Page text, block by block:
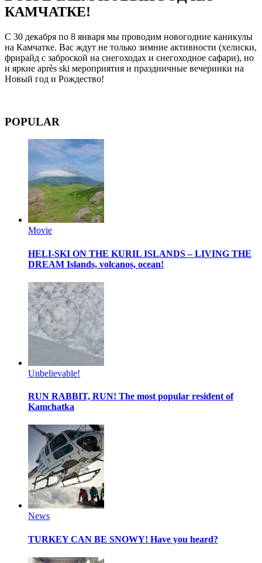
КАМЧАТКЕ!
С 30 декабря по 8 января мы проводим новогодние каникулы
на Камчатке. Вас ждут не только зимние активности (хелиски,
фрирайд с заброской на снегоходах и снегоходное сафари), но
и яркие après ski мероприятия и праздничные вечеринки на
Новый год и Рождество!
POPULAR
Movie
HELI-SKI ON THE KURIL ISLANDS – LIVING THE
DREAM Islands, volcanos, ocean!
Unbelievable!
RUN RABBIT, RUN! The most popular resident of
Kamchatka
News
TURKEY CAN BE SNOWY! Have you heard?